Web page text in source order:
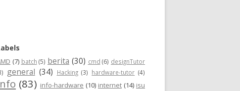
(7) batch (5) berita (30) cmd (6) designTutor
general (34) Hacking (3) hardware-tutor (4)
(83) info-hardware (10) internet (14) isu